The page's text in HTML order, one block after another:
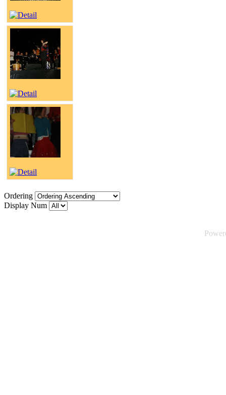
Ordering
Display Num